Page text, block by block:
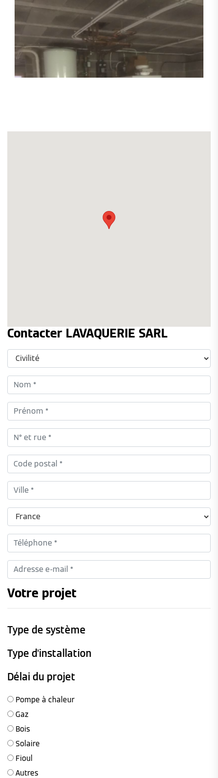
Contacter LAVAQUERIE SARL
Votre projet
Type de système
Type d'installation
Délai du projet
Pompe à chaleur
Gaz
Bois
Solaire
Fioul
Autres